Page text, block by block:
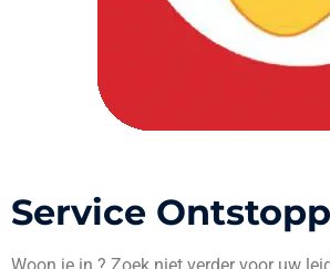
Service
Woon je in ? Zoek niet verder voor uw